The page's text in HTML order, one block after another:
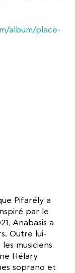
album/place-
Pifarély a
par le
Anabasis a
Outre lui-
musiciens
Hélary
soprano et